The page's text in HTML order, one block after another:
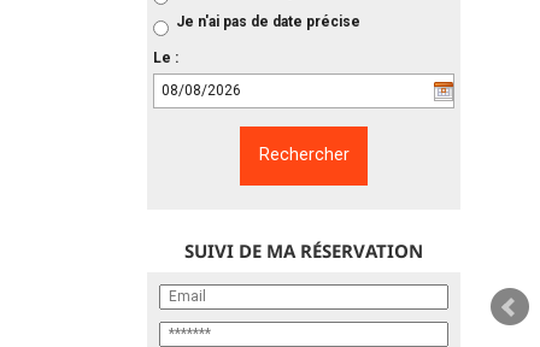
Je n'ai pas de date précise
Le :
SUIVI DE MA RÉSERVATION